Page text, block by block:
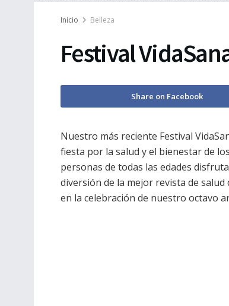
Inicio Belleza
Festival
Share on Facebook
Nuestro más reciente Festival
fiesta por la salud y el bienestar de
personas de todas las edades
diversión de la mejor revista de salud
en la celebración de nuestro octavo